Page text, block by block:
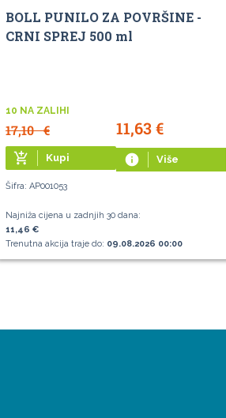
BOLL PUNILO ZA POVRŠINE -
CRNI SPREJ 500 ml
10 NA ZALIHI
17,10€ 11,63€
add_shopping_cart Kupi info Više
Šifra: AP001053
Najniža cijena u zadnjih 30 dana:
11,46 €
Trenutna akcija traje do: 09.08.2026 00:00